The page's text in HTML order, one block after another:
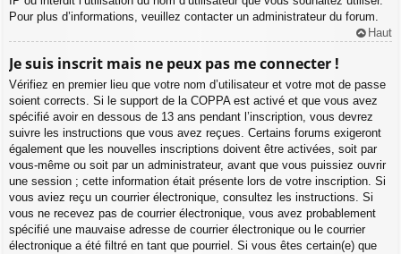
Pour plus d’informations, veuillez contacter un administrateur du forum.
Haut
Je suis inscrit mais ne peux pas me connecter !
Vérifiez en premier lieu que votre nom d’utilisateur et votre mot de passe
soient corrects. Si le support de la COPPA est activé et que vous avez
spécifié avoir en dessous de 13 ans pendant l’inscription, vous devrez
suivre les instructions que vous avez reçues. Certains forums exigeront
également que les nouvelles inscriptions doivent être activées, soit par
vous-même ou soit par un administrateur, avant que vous puissiez ouvrir
une session ; cette information était présente lors de votre inscription. Si
vous aviez reçu un courrier électronique, consultez les instructions. Si
vous ne recevez pas de courrier électronique, vous avez probablement
spécifié une mauvaise adresse de courrier électronique ou le courrier
électronique a été filtré en tant que pourriel. Si vous êtes certain(e) que